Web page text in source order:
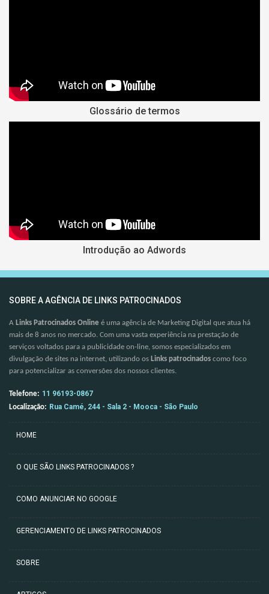
Glossário de termos
Introdução ao Adwords
SOBRE A AGÊNCIA DE LINKS PATROCINADOS
A Links Patrocinados Online é uma agência de Marketing Digital que atua há
mais de 8 anos no mercado. Com uma vasta experiência na prestação de
serviços voltados para a publicidade on-line, somos especializados em
divulgação de sites na internet, utilizando os Links patrocinados como foco
para potencializar as conversões dos nossos clientes.
Telefone: 11 96193-0867
Localização: Rua Camé, 244 - Sala 2 - Mooca - São Paulo
HOME
O QUE SÃO LINKS PATROCINADOS ?
COMO ANUNCIAR NO GOOGLE
GERENCIAMENTO DE LINKS PATROCINADOS
SOBRE